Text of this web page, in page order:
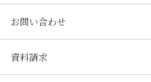
お問い合わせ
資料請求